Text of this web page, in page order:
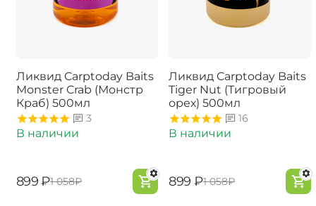
Ликвид Carptoday Baits
Monster Crab (Монстр
Краб) 500мл
3
В наличии
‍899‍ ₽‍1 058‍₽
Ликвид Carptoday Baits
Tiger Nut (Тигровый
орех) 500мл
16
В наличии
‍899‍ ₽‍1 058‍₽